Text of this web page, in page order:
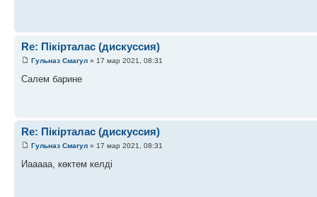
Re: Пікірталас (дискуссия)
Гульназ Смагул » 17 мар 2021, 08:31
Салем барине
Re: Пікірталас (дискуссия)
Гульназ Смагул » 17 мар 2021, 08:31
Иааааа, көктем келді